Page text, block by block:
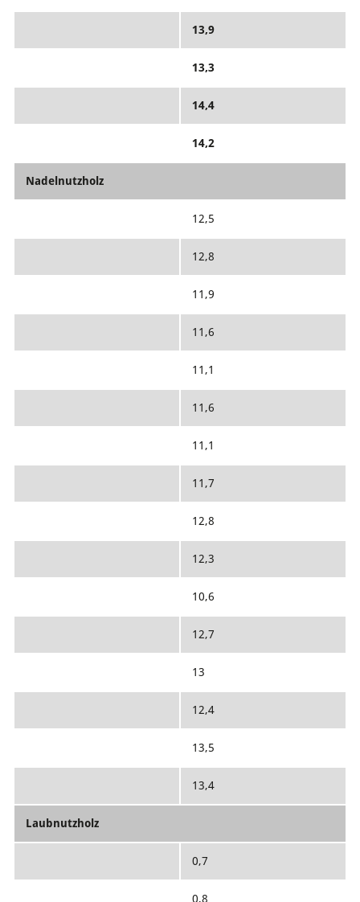
13,9
13,3
14,4
14,2
Nadelnutzholz
12,5
12,8
11,9
11,6
11,1
11,6
11,1
11,7
12,8
12,3
10,6
12,7
13
12,4
13,5
13,4
Laubnutzholz
0,7
0,8